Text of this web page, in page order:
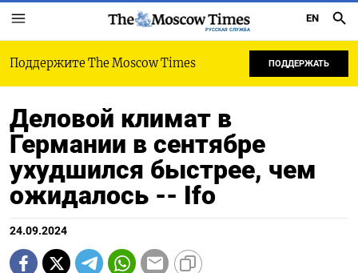
РУССКАЯ СЛУЖБА
EN
Поддержите The Moscow Times ПОДДЕРЖАТЬ
Деловой климат в
Германии в сентябре
ухудшился быстрее, чем
ожидалось -- Ifo
24.09.2024